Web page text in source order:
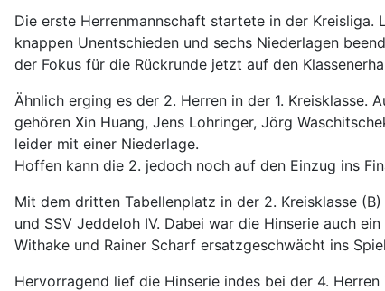
Die erste Herrenmannschaft startete in der
knappen Unentschieden und sechs Niederlagen
der Fokus für die Rückrunde jetzt auf den
Ähnlich erging es der 2. Herren in der 1. Kreisklasse.
gehören Xin Huang, Jens Lohringer, Jörg
leider mit einer Niederlage.
Hoffen kann die 2. jedoch noch auf den Einzug ins
Mit dem dritten Tabellenplatz in der 2. Kreisklasse
und SSV Jeddeloh IV. Dabei war die Hinserie auch
Withake und Rainer Scharf ersatzgeschwächt ins
Hervorragend lief die Hinserie indes bei der 4.